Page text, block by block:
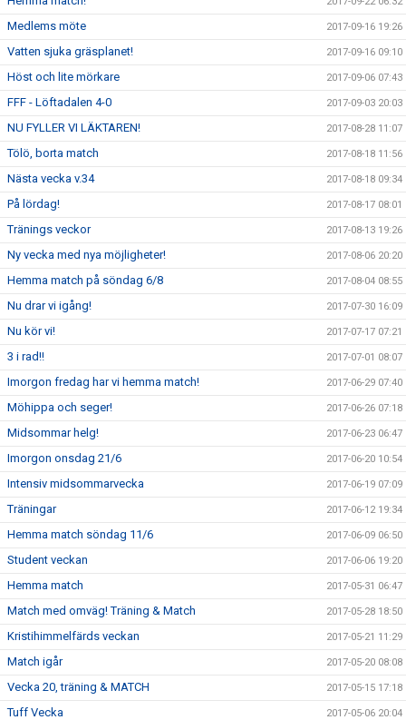
Medlems möte 2017-09-16 19:26
Vatten sjuka gräsplanet! 2017-09-16 09:10
Höst och lite mörkare 2017-09-06 07:43
FFF - Löftadalen 4-0 2017-09-03 20:03
NU FYLLER VI LÄKTAREN! 2017-08-28 11:07
Tölö, borta match 2017-08-18 11:56
Nästa vecka v.34 2017-08-18 09:34
På lördag! 2017-08-17 08:01
Tränings veckor 2017-08-13 19:26
Ny vecka med nya möjligheter! 2017-08-06 20:20
Hemma match på söndag 6/8 2017-08-04 08:55
Nu drar vi igång! 2017-07-30 16:09
Nu kör vi! 2017-07-17 07:21
3 i rad!! 2017-07-01 08:07
Imorgon fredag har vi hemma match! 2017-06-29 07:40
Möhippa och seger! 2017-06-26 07:18
Midsommar helg! 2017-06-23 06:47
Imorgon onsdag 21/6 2017-06-20 10:54
Intensiv midsommarvecka 2017-06-19 07:09
Träningar 2017-06-12 19:34
Hemma match söndag 11/6 2017-06-09 06:50
Student veckan 2017-06-06 19:20
Hemma match 2017-05-31 06:47
Match med omväg! Träning & Match 2017-05-28 18:50
Kristihimmelfärds veckan 2017-05-21 11:29
Match igår 2017-05-20 08:08
Vecka 20, träning & MATCH 2017-05-15 17:18
Tuff Vecka 2017-05-06 20:04